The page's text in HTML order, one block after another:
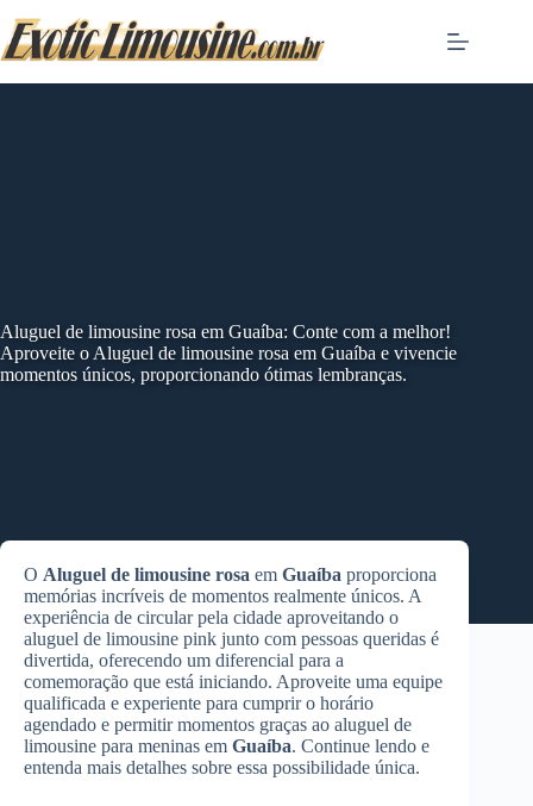
to
content
Aluguel de limousine rosa em Guaíba: Conte com a melhor!
Aproveite o Aluguel de limousine rosa em Guaíba e vivencie
momentos únicos, proporcionando ótimas lembranças.
O Aluguel de limousine rosa em Guaíba proporciona
memórias incríveis de momentos realmente únicos. A
experiência de circular pela cidade aproveitando o
aluguel de limousine pink junto com pessoas queridas é
divertida, oferecendo um diferencial para a
comemoração que está iniciando. Aproveite uma equipe
qualificada e experiente para cumprir o horário
agendado e permitir momentos graças ao aluguel de
limousine para meninas em Guaíba. Continue lendo e
entenda mais detalhes sobre essa possibilidade única.